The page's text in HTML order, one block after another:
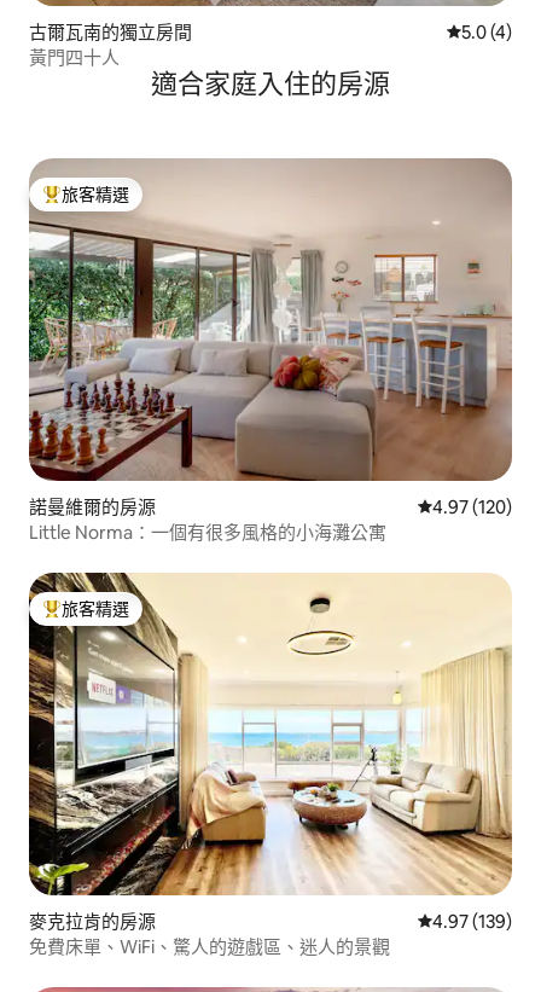
古爾瓦南的獨立房間 從 4 則評
5.0 (4)
黃門四十人
適合家庭入住的房源
旅客精選榜首
旅客精選
諾曼維爾的房源 從 120 則評價
4.97 (120)
Little Norma：一個有很多風格的小海灘公寓
旅客精選榜首
旅客精選
麥克拉肯的房源 從 139 則評價
4.97 (139)
免費床單、WiFi、驚人的遊戲區、迷人的景觀